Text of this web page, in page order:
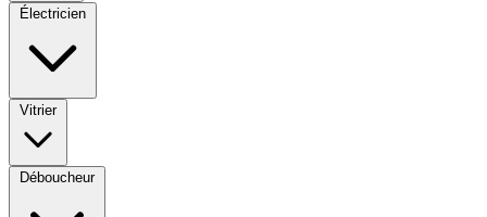
Électricien
Vitrier
Déboucheur